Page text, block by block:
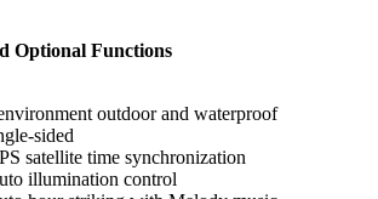
Optional Functions
outdoor and waterproof
sided
satellite time synchronization
illumination control